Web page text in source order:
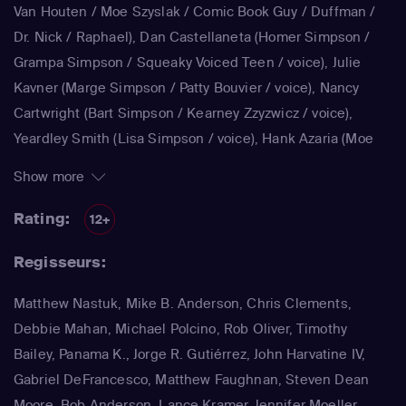
Van Houten / Moe Szyslak / Comic Book Guy / Duffman /
Dr. Nick / Raphael), Dan Castellaneta(Homer Simpson /
Grampa Simpson / Squeaky Voiced Teen / voice), Julie
Kavner(Marge Simpson / Patty Bouvier / voice), Nancy
Cartwright (Bart Simpson / Kearney Zzyzwicz / voice),
Yeardley Smith (Lisa Simpson / voice), Hank Azaria (Moe
Castellaneta(Homer Simpson / Kodos)
(Bart Simpson)
Houten / Clancy Wiggum / Snake Jailbird / Maximilian von
(Marge Simpson / Patty Bouvier / Selma
Bouvier)
Nancy Cartwright
(Cletus Spuckler / Kirk Van
Show more
Rating: 12+
Regisseurs:
Matthew Nastuk, Mike B. Anderson, Chris Clements,
Debbie Mahan, Michael Polcino, Rob Oliver, Timothy
Bailey, Panama K., Jorge R. Gutiérrez, John Harvatine IV,
Gabriel DeFrancesco, Matthew Faughnan, Steven Dean